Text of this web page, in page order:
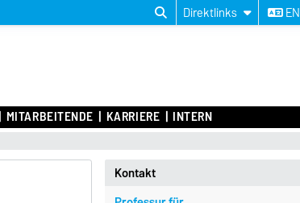
Direktlinks EN
MITARBEITENDE KARRIERE INTERN
Kontakt